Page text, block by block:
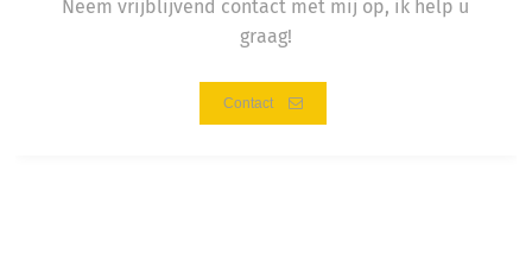
Neem vrijblijvend contact met mij op, ik help u
graag!
Contact